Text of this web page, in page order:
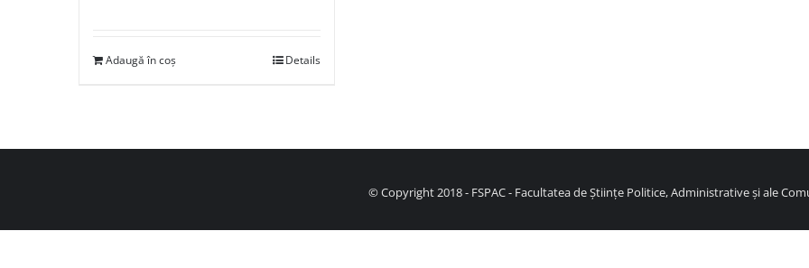
Adaugă în coș Details
© Copyright 2018 - FSPAC - Facultatea de Științe Politice, Administrative și ale